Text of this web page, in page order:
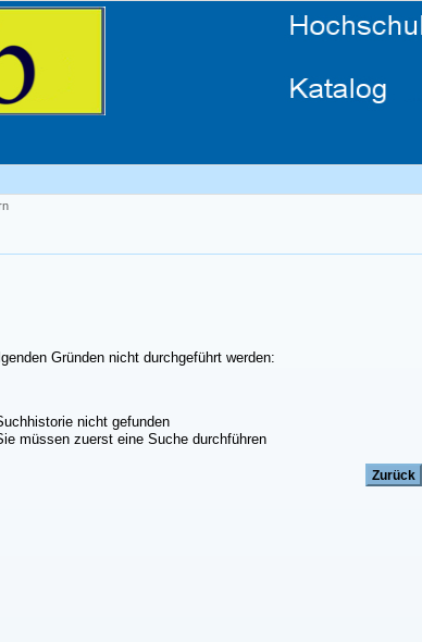
Gründen nicht durchgeführt werden:
nicht gefunden
müssen zuerst eine Suche durchführen